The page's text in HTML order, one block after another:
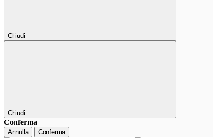
Chiudi
Chiudi
Conferma
Annulla Conferma